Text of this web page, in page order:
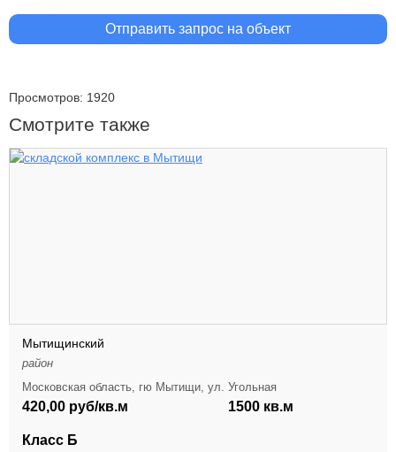
Отправить запрос на объект
Просмотров: 1920
Смотрите также
Мытищинский
район
Московская область, гю Мытищи, ул. Угольная
420,00 руб/кв.м 1500 кв.м
Класс Б